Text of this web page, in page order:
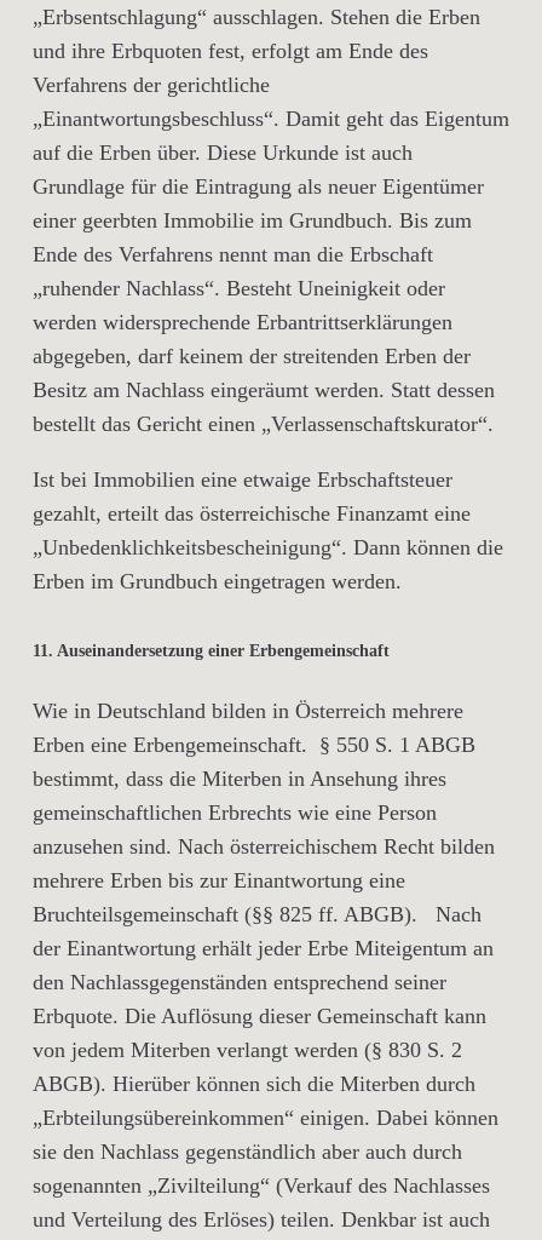
„Erbsentschlagung“ ausschlagen. Stehen die Erben
und ihre Erbquoten fest, erfolgt am Ende des
Verfahrens der gerichtliche
„Einantwortungsbeschluss“. Damit geht das Eigentum
auf die Erben über. Diese Urkunde ist auch
Grundlage für die Eintragung als neuer Eigentümer
einer geerbten Immobilie im Grundbuch. Bis zum
Ende des Verfahrens nennt man die Erbschaft
„ruhender Nachlass“. Besteht Uneinigkeit oder
werden widersprechende Erbantrittserklärungen
abgegeben, darf keinem der streitenden Erben der
Besitz am Nachlass eingeräumt werden. Statt dessen
bestellt das Gericht einen „Verlassenschaftskurator“.
Ist bei Immobilien eine etwaige Erbschaftsteuer
gezahlt, erteilt das österreichische Finanzamt eine
„Unbedenklichkeitsbescheinigung“. Dann können die
Erben im Grundbuch eingetragen werden.
11. Auseinandersetzung einer Erbengemeinschaft
Wie in Deutschland bilden in Österreich mehrere
Erben eine Erbengemeinschaft. § 550 S. 1 ABGB
bestimmt, dass die Miterben in Ansehung ihres
gemeinschaftlichen Erbrechts wie eine Person
anzusehen sind. Nach österreichischem Recht bilden
mehrere Erben bis zur Einantwortung eine
Bruchteilsgemeinschaft (§§ 825 ff. ABGB). Nach
der Einantwortung erhält jeder Erbe Miteigentum an
den Nachlassgegenständen entsprechend seiner
Erbquote. Die Auflösung dieser Gemeinschaft kann
von jedem Miterben verlangt werden (§ 830 S. 2
ABGB). Hierüber können sich die Miterben durch
„Erbteilungsübereinkommen“ einigen. Dabei können
sie den Nachlass gegenständlich aber auch durch
sogenannten „Zivilteilung“ (Verkauf des Nachlasses
und Verteilung des Erlöses) teilen. Denkbar ist auch